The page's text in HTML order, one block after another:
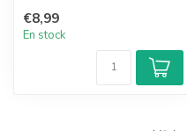
€8,99
En stock